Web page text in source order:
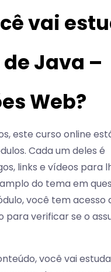
vai
Java –
Web?
este curso online
Cada um deles é
links e vídeos para
do tema em
você tem acesso
para verificar se o
você vai